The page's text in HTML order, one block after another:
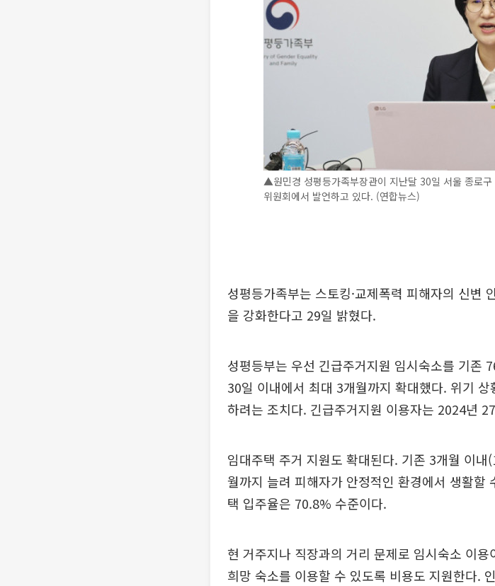
▲원민경 성평등가족부장관이 지난달 30일 서울 종로
위원회에서 발언하고 있다. (연합뉴스)
성평등가족부는 스토킹·교제폭력 피해자의 신변
을 강화한다고 29일 밝혔다.
성평등부는 우선 긴급주거지원 임시숙소를 기존
30일 이내에서 최대 3개월까지 확대했다. 위기
하려는 조치다. 긴급주거지원 이용자는 2024년
임대주택 주거 지원도 확대된다. 기존 3개월 이
월까지 늘려 피해자가 안정적인 환경에서 생활
택 입주율은 70.8% 수준이다.
현 거주지나 직장과의 거리 문제로 임시숙소 이
희망 숙소를 이용할 수 있도록 비용도 지원한다.